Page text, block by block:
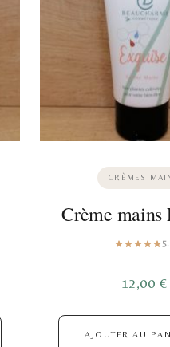
CRÈMES
Crème mains
12,00 €
AJOUTER AU